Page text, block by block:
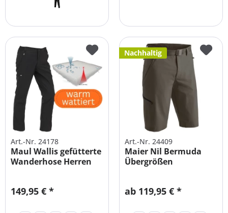
Art.-Nr. 24178
Maul Wallis gefütterte
Wanderhose Herren
149,95 € *
Nachhaltig
Art.-Nr. 24409
Maier Nil Bermuda
Übergrößen
ab 119,95 € *